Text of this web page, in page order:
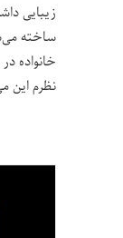
زیبایی
ساخته
خانواده
نظرم این